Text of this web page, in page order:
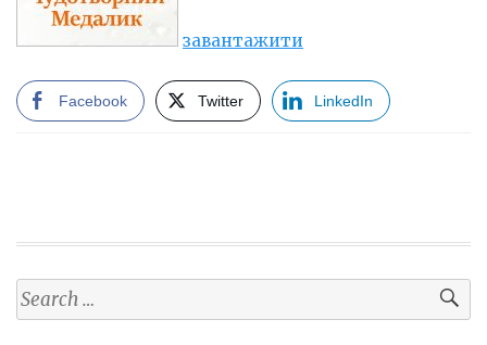
завантажити
Facebook Twitter LinkedIn
Search
for: